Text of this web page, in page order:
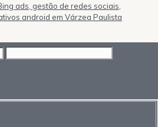
ads, gestão de redes sociais,
android em Várzea Paulista